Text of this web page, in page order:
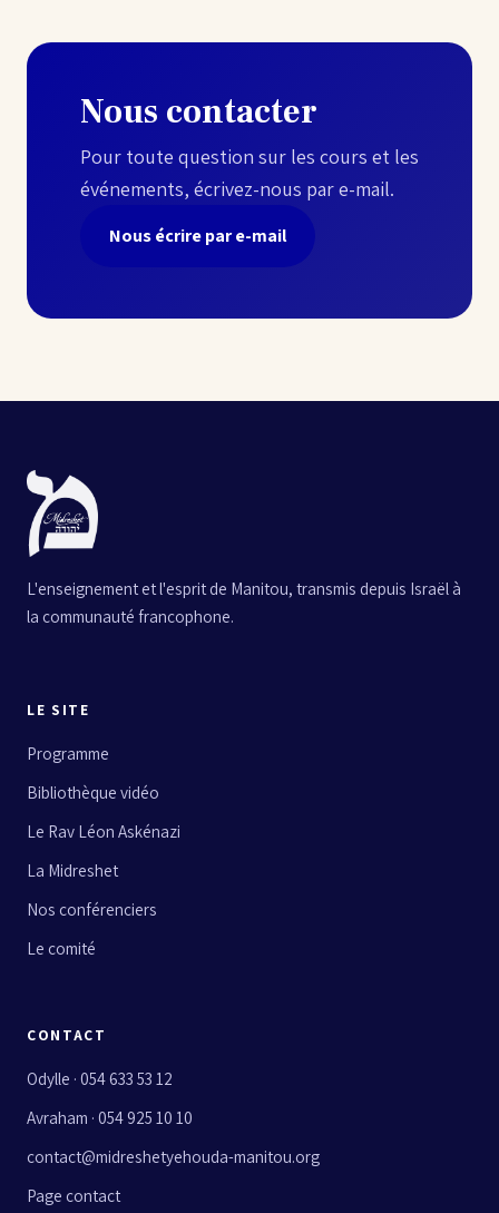
Nous contacter
Pour toute question sur les cours et les
événements, écrivez-nous par e-mail.
Nous écrire par e-mail
L'enseignement et l'esprit de Manitou, transmis depuis Israël à
la communauté francophone.
LE SITE
Programme
Bibliothèque vidéo
Le Rav Léon Askénazi
La Midreshet
Nos conférenciers
Le comité
CONTACT
Odylle · 054 633 53 12
Avraham · 054 925 10 10
contact@midreshetyehouda-manitou.org
Page contact